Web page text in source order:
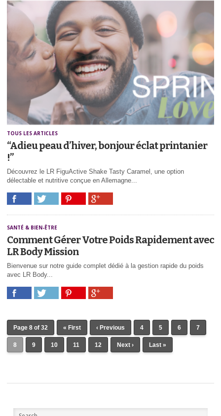
TOUS LES ARTICLES
“Adieu peau d’hiver, bonjour éclat printanier
!”
Découvrez le LR FiguActive Shake Tasty Caramel, une option
délectable et nutritive conçue en Allemagne...
SANTÉ & BIEN-ÊTRE
Comment Gérer Votre Poids Rapidement avec
LR Body Mission
Bienvenue sur notre guide complet dédié à la gestion rapide du poids
avec LR Body...
Page 8 of 32 « First ‹ Previous 4 5 6 7
8 9 10 11 12 Next › Last »